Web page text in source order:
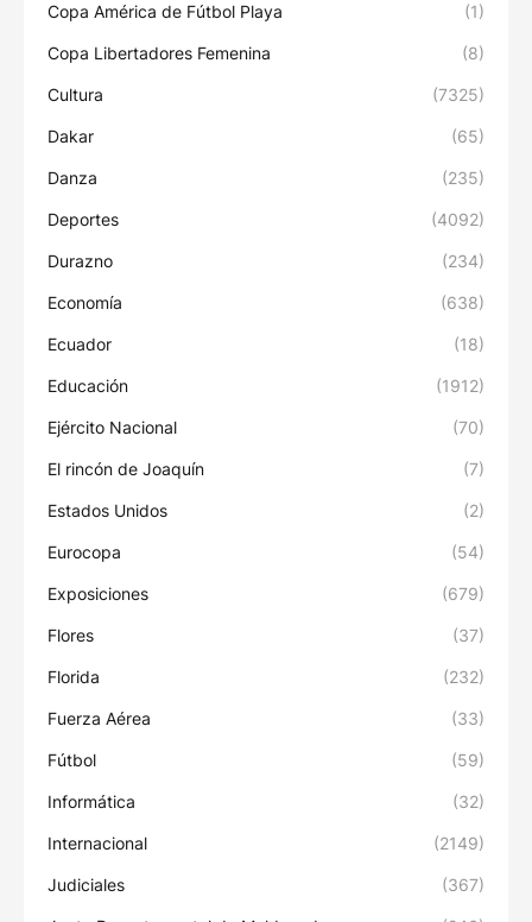
Copa América de Fútbol Playa (1)
Copa Libertadores Femenina (8)
Cultura (7325)
Dakar (65)
Danza (235)
Deportes (4092)
Durazno (234)
Economía (638)
Ecuador (18)
Educación (1912)
Ejército Nacional (70)
El rincón de Joaquín (7)
Estados Unidos (2)
Eurocopa (54)
Exposiciones (679)
Flores (37)
Florida (232)
Fuerza Aérea (33)
Fútbol (59)
Informática (32)
Internacional (2149)
Judiciales (367)